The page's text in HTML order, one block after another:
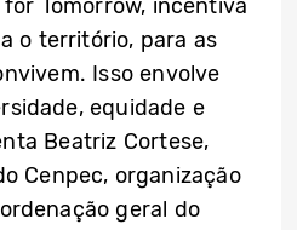
Tomorrow, incentiva
o território, para as
Isso envolve
equidade e
Beatriz Cortese,
Cenpec, organização
geral do